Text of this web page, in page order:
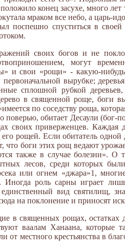
конец засухе, много
мраком все небо, а царь-
поспешно спуститься в
своих богов и не
могут
и свои «рощи» - какую-
вырубке; деревья
сплошной рубкой
в священной роще, боги
по соседству роща,
обитает Десаули (бог-
приверженцев. Каждая
рощей. Если обитатель
что боги этих рощ ведают
также в случае болезни». О
лесов, среди которых
или огнем «джара»1,
роль сарны играет
вид святилищ,
на поклонение и приносят
в священных рощах, остатках
ваалам Ханаана, которые
местного крестьянства в